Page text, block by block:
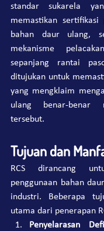
standar sukarela
memastikan
bahan daur ulang,
mekanisme
sepanjang rantai
ditujukan untuk
yang mengklaim
ulang benar-benar
tersebut.
Tujuan dan
RCS dirancang
penggunaan bahan
industri. Beberapa
utama dari penerapan
Penyelarasan